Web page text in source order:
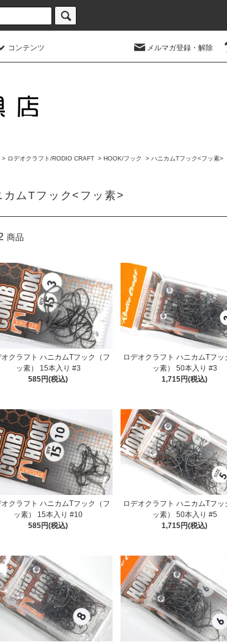
コンテンツ メルマガ登録・解除
> ロデオクラフト/RODIO CRAFT > HOOK/フック > ハニカムTフック<フッ素>
カムTフック<フッ素>
商品
オクラフト ハニカムTフック（フ
ッ素） 15本入り #3
585円(税込)
ロデオクラフト ハニカムTフッ
ッ素） 50本入り #3
1,715円(税込)
オクラフト ハニカムTフック（フ
ッ素） 15本入り #10
585円(税込)
ロデオクラフト ハニカムTフッ
ッ素） 50本入り #5
1,715円(税込)